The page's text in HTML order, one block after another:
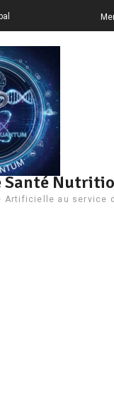
Santé
Artificielle au service